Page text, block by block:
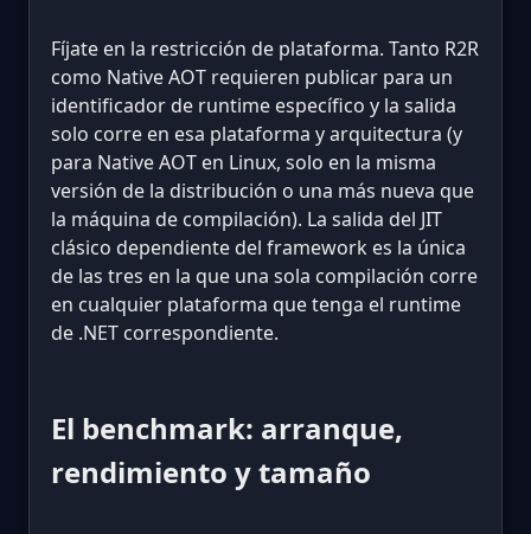
Fíjate en la restricción de plataforma. Tanto R2R
como Native AOT requieren publicar para un
identificador de runtime específico y la salida
solo corre en esa plataforma y arquitectura (y
para Native AOT en Linux, solo en la misma
versión de la distribución o una más nueva que
la máquina de compilación). La salida del JIT
clásico dependiente del framework es la única
de las tres en la que una sola compilación corre
en cualquier plataforma que tenga el runtime
de .NET correspondiente.
El benchmark: arranque,
rendimiento y tamaño